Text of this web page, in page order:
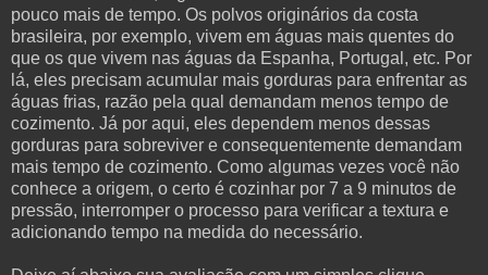
pouco mais de tempo. Os polvos originários da costa
brasileira, por exemplo, vivem em águas mais quentes do
que os que vivem nas águas da Espanha, Portugal, etc. Por
lá, eles precisam acumular mais gorduras para enfrentar as
águas frias, razão pela qual demandam menos tempo de
cozimento. Já por aqui, eles dependem menos dessas
gorduras para sobreviver e consequentemente demandam
mais tempo de cozimento. Como algumas vezes você não
conhece a origem, o certo é cozinhar por 7 a 9 minutos de
pressão, interromper o processo para verificar a textura e
adicionando tempo na medida do necessário.